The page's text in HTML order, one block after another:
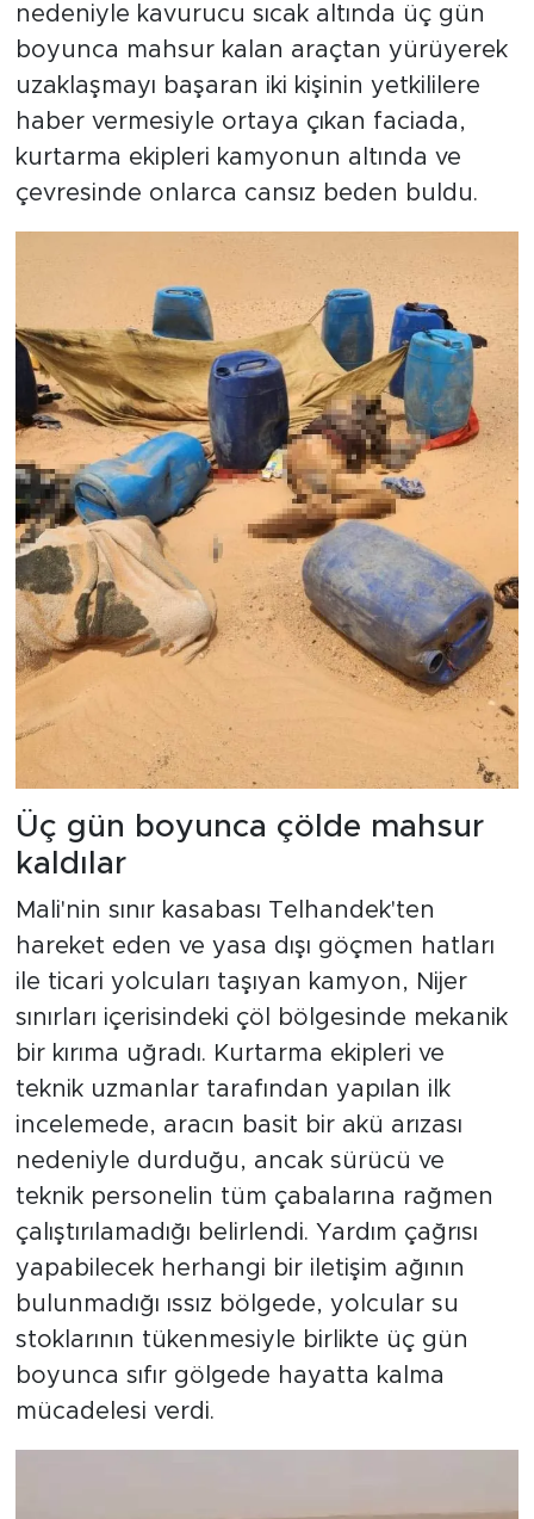
nedeniyle kavurucu sıcak altında üç gün
boyunca mahsur kalan araçtan yürüyerek
uzaklaşmayı başaran iki kişinin yetkililere
haber vermesiyle ortaya çıkan faciada,
kurtarma ekipleri kamyonun altında ve
çevresinde onlarca cansız beden buldu.
Üç gün boyunca çölde mahsur
kaldılar
Mali'nin sınır kasabası Telhandek'ten
hareket eden ve yasa dışı göçmen hatları
ile ticari yolcuları taşıyan kamyon, Nijer
sınırları içerisindeki çöl bölgesinde mekanik
bir kırıma uğradı. Kurtarma ekipleri ve
teknik uzmanlar tarafından yapılan ilk
incelemede, aracın basit bir akü arızası
nedeniyle durduğu, ancak sürücü ve
teknik personelin tüm çabalarına rağmen
çalıştırılamadığı belirlendi. Yardım çağrısı
yapabilecek herhangi bir iletişim ağının
bulunmadığı ıssız bölgede, yolcular su
stoklarının tükenmesiyle birlikte üç gün
boyunca sıfır gölgede hayatta kalma
mücadelesi verdi.